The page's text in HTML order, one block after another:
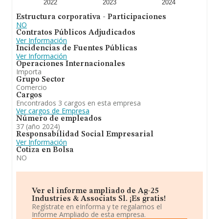
2023. Se ha posicionado más abajo en el ranking
territorio) frente al 2023.
2022 2023 2024
Estructura corporativa - Participaciones
NO
Contratos Públicos Adjudicados
Ver Información
Incidencias de Fuentes Públicas
Ver Información
Operaciones Internacionales
Importa
Grupo Sector
Comercio
Cargos
Encontrados 3 cargos en esta empresa
Ver cargos de Empresa
Número de empleados
37 (año 2024)
Responsabilidad Social Empresarial
Ver Información
Cotiza en Bolsa
NO
Ver el informe ampliado de Ag-25
Industries & Associats Sl. ¡Es gratis!
Regístrate en eInforma y te regalamos el
Informe Ampliado de esta empresa.